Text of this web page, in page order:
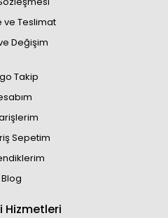
ve Teslimat
Değişim
Takip
Sepetim
Blog
Hizmetleri